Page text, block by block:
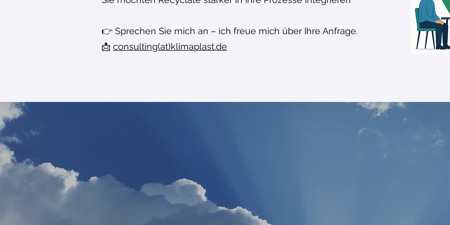
👉 Sprechen Sie mich an – ich freue mich über Ihre Anfrage.
📩 consulting(at)klimaplast.de
Alles klar zum